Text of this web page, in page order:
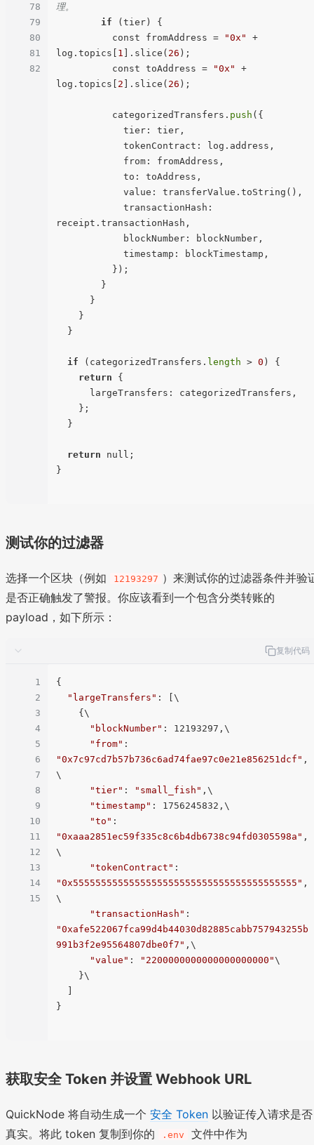
78
79
80
81
82
理。
if (tier) {
          const fromAddress =
"0x"
+
log.topics[ 1 ].slice( 26 );
          const toAddress =
"0x"
+
log.topics[ 2 ].slice( 26 );
          categorizedTransfers.
push ({
receipt.transactionHash,
if (categorizedTransfers. length > 0 ) {
return {
return null;
}
测试你的过滤器
选择一个区块（例如 12193297 ）来测试你的过滤器条件并验
是否正确触发了警报。你应该看到一个包含分类转账的
payload，如下所示：
复制代码
1
2
3
4
5
6
7
8
9
10
11
12
13
14
15
{
"largeTransfers" : [\
"blockNumber" : 12193297,\
"from"
"0x7c97cd7b57b736c6ad74fae97c0e21e856251dcf" ,
\
"tier" : "small_fish" ,\
"timestamp" : 1756245832,\
"to"
"0xaaa2851ec59f335c8c6b4db6738c94fd0305598a" ,
\
"tokenContract"
"0x5555555555555555555555555555555555555555" ,
\
"transactionHash"
"0xafe522067fca99d4b44030d82885cabb757943255b
991b3f2e95564807dbe0f7" ,\
"value" : "2200000000000000000000"\
}
获取安全 Token 并设置 Webhook URL
QuickNode 将自动生成一个 安全 Token 以验证传入请求是否
真实。将此 token 复制到你的
.env 文件中作为